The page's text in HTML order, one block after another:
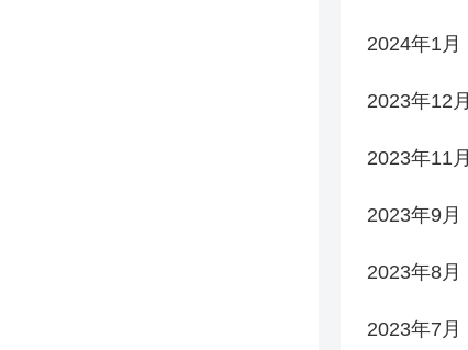
2024年1月
2023年12月
2023年11月
2023年9月
2023年8月
2023年7月